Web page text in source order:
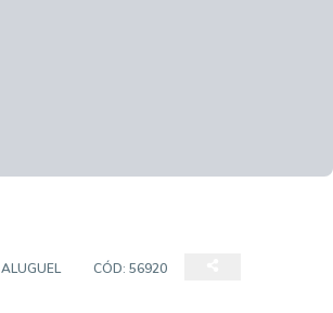
ALUGUEL CÓD: 56920